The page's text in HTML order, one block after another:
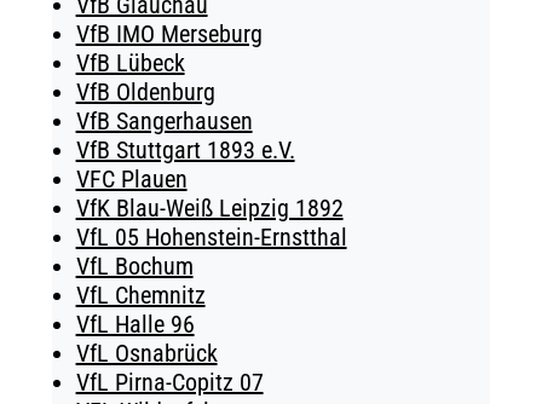
VfB IMO Merseburg
VfB Lübeck
VfB Oldenburg
VfB Sangerhausen
VfB Stuttgart 1893 e.V.
VFC Plauen
VfK Blau-Weiß Leipzig 1892
VfL 05 Hohenstein-Ernstthal
VfL Bochum
VfL Chemnitz
VfL Halle 96
VfL Osnabrück
VfL Pirna-Copitz 07